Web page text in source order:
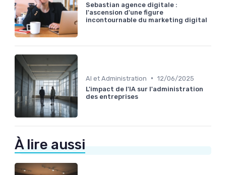
Sebastian agence digitale :
l'ascension d'une figure
incontournable du marketing digital
AI et Administration • 12/06/2025
L'impact de l'IA sur l'administration
des entreprises
À lire aussi